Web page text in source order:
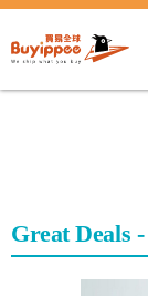
Great Deals